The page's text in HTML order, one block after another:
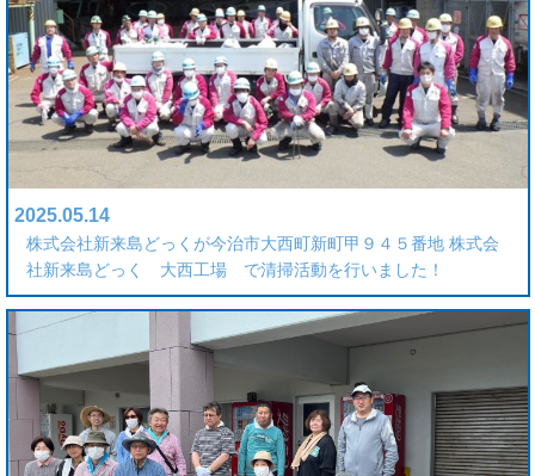
2025.05.14
株式会社新来島どっくが今治市大西町新町甲９４５番地 株式会
社新来島どっく 大西工場 で清掃活動を行いました！